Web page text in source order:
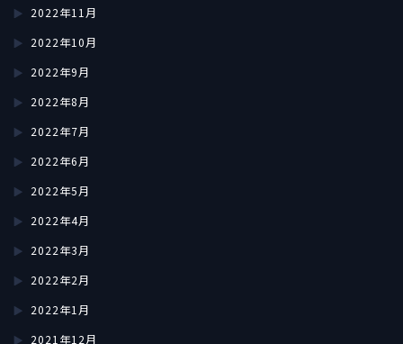
2022年11月
2022年10月
2022年9月
2022年8月
2022年7月
2022年6月
2022年5月
2022年4月
2022年3月
2022年2月
2022年1月
2021年12月